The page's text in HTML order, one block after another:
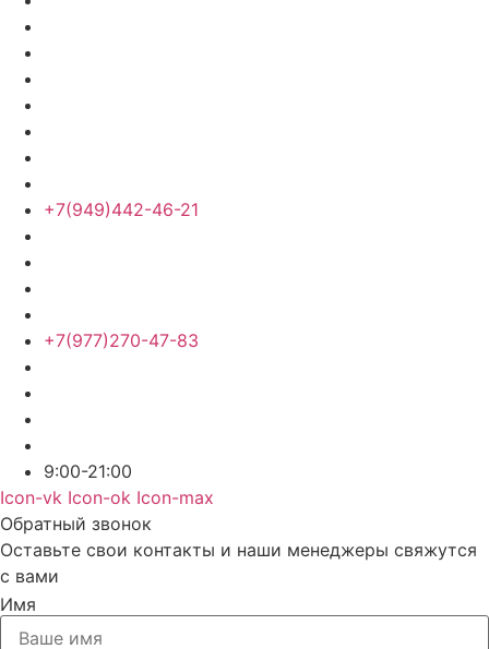
+7(949)442-46-21
+7(977)270-47-83
9:00-21:00
Icon-vk Icon-ok Icon-max
Обратный звонок
Оставьте свои контакты и наши менеджеры свяжутся
с вами
Имя